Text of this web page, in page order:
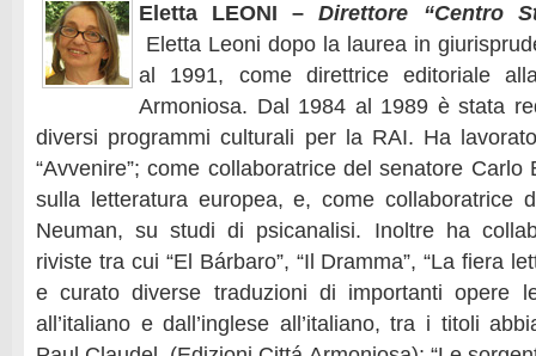
Eletta LEONI –Direttore “Centro
Eletta Leoni dopo la laurea in
al 1991, come direttrice editoriale
Armoniosa. Dal 1984 al 1989 è stata
diversi programmi culturali per la RAI. Ha
“Avvenire”; come collaboratrice del senatore
sulla letteratura europea, e, come collaboratrice
Neuman, su studi di psicanalisi. Inoltre ha
riviste tra cui “El Bárbaro”, “Il Dramma”, “La fiera
e curato diverse traduzioni di importanti opere
all’italiano e dall’inglese all’italiano, tra i titoli